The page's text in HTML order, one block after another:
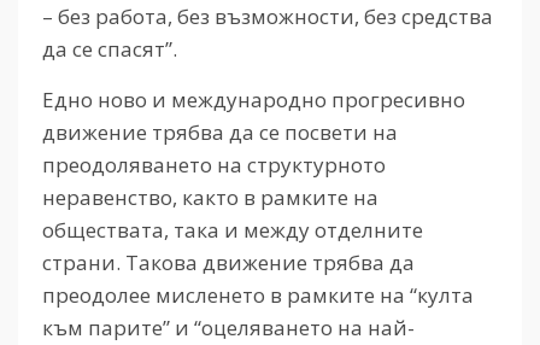
– без работа, без възможности, без средства
да се спасят”.
Едно ново и международно прогресивно
движение трябва да се посвети на
преодоляването на структурното
неравенство, както в рамките на
обществата, така и между отделните
страни. Такова движение трябва да
преодолее мисленето в рамките на “култа
към парите” и “оцеляването на най-